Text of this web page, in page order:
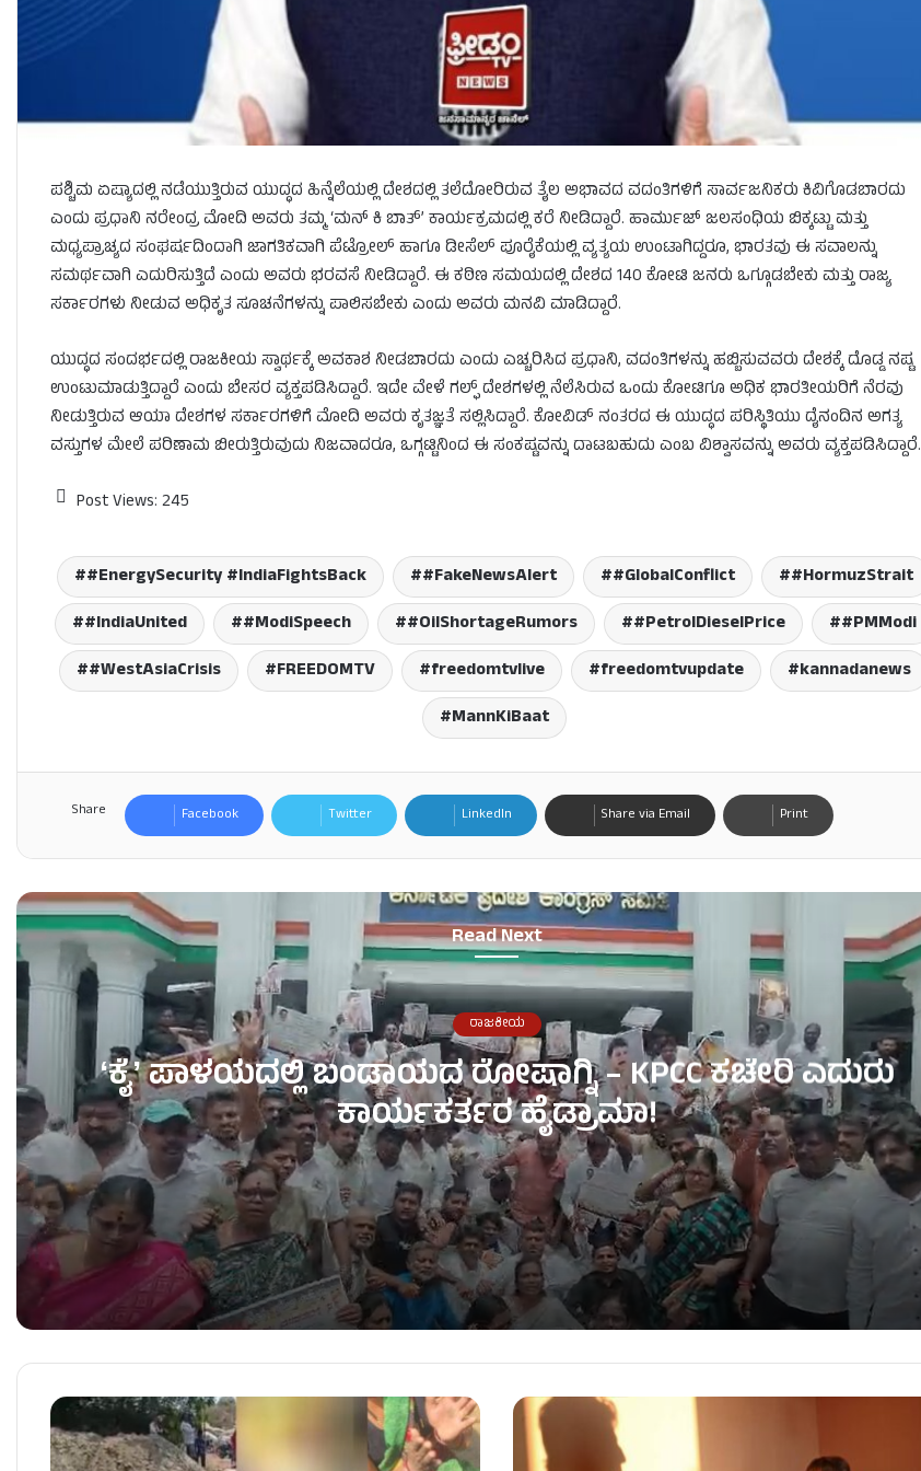
ಪಶ್ಚಿಮ ಏಷ್ಯಾದಲ್ಲಿ ನಡೆಯುತ್ತಿರುವ ಯುದ್ಧದ ಹಿನ್ನೆಲೆಯಲ್ಲಿ ದೇಶದಲ್ಲಿ ತಲೆದೋರಿರುವ ತೈಲ ಅಭಾವದ ವದಂತಿಗಳಿಗೆ ಸಾರ್ವಜನಿಕರು ಕಿವಿಗೊಡಬಾರದು
ಎಂದು ಪ್ರಧಾನಿ ನರೇಂದ್ರ ಮೋದಿ ಅವರು ತಮ್ಮ ‘ಮನ್ ಕಿ ಬಾತ್’ ಕಾರ್ಯಕ್ರಮದಲ್ಲಿ ಕರೆ ನೀಡಿದ್ದಾರೆ. ಹಾರ್ಮುಜ್ ಜಲಸಂಧಿಯ ಬಿಕ್ಕಟ್ಟು ಮತ್ತು
ಮಧ್ಯಪ್ರಾಚ್ಯದ ಸಂಘರ್ಷದಿಂದಾಗಿ ಜಾಗತಿಕವಾಗಿ ಪೆಟ್ರೋಲ್ ಹಾಗೂ ಡೀಸೆಲ್ ಪೂರೈಕೆಯಲ್ಲಿ ವ್ಯತ್ಯಯ ಉಂಟಾಗಿದ್ದರೂ, ಭಾರತವು ಈ ಸವಾಲನ್ನು
ಸಮರ್ಥವಾಗಿ ಎದುರಿಸುತ್ತಿದೆ ಎಂದು ಅವರು ಭರವಸೆ ನೀಡಿದ್ದಾರೆ. ಈ ಕಠಿಣ ಸಮಯದಲ್ಲಿ ದೇಶದ 140 ಕೋಟಿ ಜನರು ಒಗ್ಗೂಡಬೇಕು ಮತ್ತು ರಾಜ್ಯ
ಸರ್ಕಾರಗಳು ನೀಡುವ ಅಧಿಕೃತ ಸೂಚನೆಗಳನ್ನು ಪಾಲಿಸಬೇಕು ಎಂದು ಅವರು ಮನವಿ ಮಾಡಿದ್ದಾರೆ.
ಯುದ್ಧದ ಸಂದರ್ಭದಲ್ಲಿ ರಾಜಕೀಯ ಸ್ವಾರ್ಥಕ್ಕೆ ಅವಕಾಶ ನೀಡಬಾರದು ಎಂದು ಎಚ್ಚರಿಸಿದ ಪ್ರಧಾನಿ, ವದಂತಿಗಳನ್ನು ಹಬ್ಬಿಸುವವರು ದೇಶಕ್ಕೆ ದೊಡ್ಡ ನಷ್ಟ
ಉಂಟುಮಾಡುತ್ತಿದ್ದಾರೆ ಎಂದು ಬೇಸರ ವ್ಯಕ್ತಪಡಿಸಿದ್ದಾರೆ. ಇದೇ ವೇಳೆ ಗಲ್ಫ್ ದೇಶಗಳಲ್ಲಿ ನೆಲೆಸಿರುವ ಒಂದು ಕೋಟಿಗೂ ಅಧಿಕ ಭಾರತೀಯರಿಗೆ ನೆರವು
ನೀಡುತ್ತಿರುವ ಆಯಾ ದೇಶಗಳ ಸರ್ಕಾರಗಳಿಗೆ ಮೋದಿ ಅವರು ಕೃತಜ್ಞತೆ ಸಲ್ಲಿಸಿದ್ದಾರೆ. ಕೋವಿಡ್ ನಂತರದ ಈ ಯುದ್ಧದ ಪರಿಸ್ಥಿತಿಯು ದೈನಂದಿನ ಅಗತ್ಯ
ವಸ್ತುಗಳ ಮೇಲೆ ಪರಿಣಾಮ ಬೀರುತ್ತಿರುವುದು ನಿಜವಾದರೂ, ಒಗ್ಗಟ್ಟಿನಿಂದ ಈ ಸಂಕಷ್ಟವನ್ನು ದಾಟಬಹುದು ಎಂಬ ವಿಶ್ವಾಸವನ್ನು ಅವರು ವ್ಯಕ್ತಪಡಿಸಿದ್ದಾರೆ.
Post Views: 245
#EnergySecurity #IndiaFightsBack #FakeNewsAlert #GlobalConflict
#HormuzStrait
#IndiaUnited
#ModiSpeech #OilShortageRumors #PetrolDieselPrice
#PMModi
#WestAsiaCrisis
FREEDOMTV freedomtvlive freedomtvupdate
kannadanews
MannKiBaat
Share Facebook Twitter LinkedIn Share via Email Print
Read Next
ರಾಜಕೀಯ
ʻಕೈʼ​ ಪಾಳಯದಲ್ಲಿ ಬಂಡಾಯದ ರೋಷಾಗ್ನಿ – KPCC ಕಚೇರಿ ಎದುರು
ಕಾರ್ಯಕರ್ತರ ಹೈಡ್ರಾಮಾ!
ʻಕೈʼ​ ಪಾಳಯದಲ್ಲಿ ಬಂಡಾಯದ ರೋಷಾಗ್ನಿ – KPCC ಕಚೇರಿ ಎದುರು ಕಾರ್ಯಕರ್ತರ ಹೈಡ್ರಾಮಾ!